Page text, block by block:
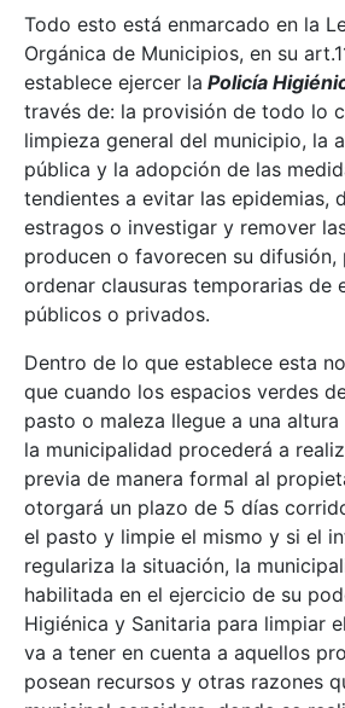
Todo esto está enmarcado en la
Orgánica de Municipios, en su
establece ejercer la Policía
través de: la provisión de todo lo
limpieza general del municipio, la
pública y la adopción de las
tendientes a evitar las epidemias,
estragos o investigar y remover
producen o favorecen su
ordenar clausuras temporarias de
públicos o privados.
Dentro de lo que establece esta
que cuando los espacios verdes
pasto o maleza llegue a una
la municipalidad procederá a
previa de manera formal al
otorgará un plazo de 5 días
el pasto y limpie el mismo y si el
regulariza la situación, la
habilitada en el ejercicio de su
Higiénica y Sanitaria para limpiar
va a tener en cuenta a aquellos
posean recursos y otras razones